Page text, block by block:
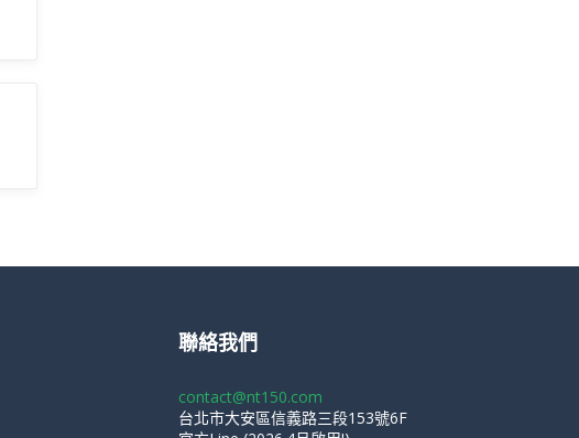
聯絡我們
contact@nt150.com
台北市大安區信義路三段153號6F